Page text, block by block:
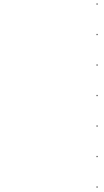
・
・
・
・
・
・
・